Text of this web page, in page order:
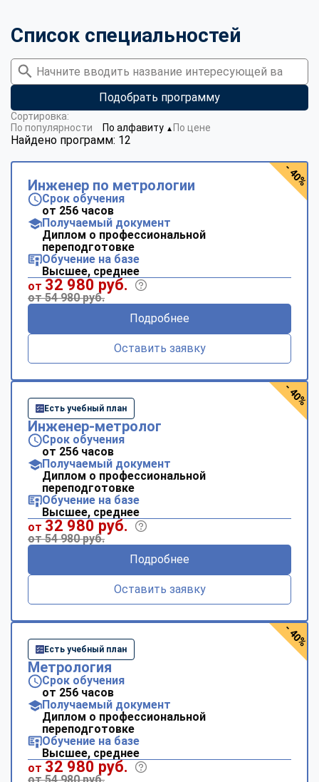
Список специальностей
Подобрать программу
Найдено программ: 12
Сортировка:
По популярности
По алфавиту ▼ По цене
Инженер по метрологии
Срок обучения
от 256 часов
Получаемый документ
Диплом о профессиональной
переподготовке
Обучение на базе
Высшее, среднее
от 32 980 руб.
от 54 980 руб.
Подробнее
Оставить заявку
- 40%
Есть учебный план
Инженер-метролог
Срок обучения
от 256 часов
Получаемый документ
Диплом о профессиональной
переподготовке
Обучение на базе
Высшее, среднее
от 32 980 руб.
от 54 980 руб.
Подробнее
Оставить заявку
- 40%
Есть учебный план
Метрология
Срок обучения
от 256 часов
Получаемый документ
Диплом о профессиональной
переподготовке
Обучение на базе
Высшее, среднее
от 32 980 руб.
- 40%